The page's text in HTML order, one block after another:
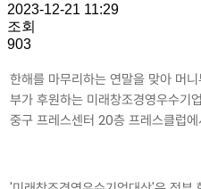
2023-12-21 11:29
조회
903
한해를 마무리하는 연말을 맞아 머
부가 후원하는 미래창조경영우수기
중구 프레스센터 20층 프레스클럽